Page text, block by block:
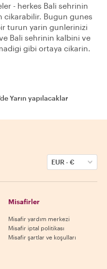
- herkes Bali sehrinin
cikarabilir. Bugun gunes
turun yarin gunlerinizi
Bali sehrinin kalbini ve
gibi ortaya cikarin.
Yarın yapılacaklar
EUR-€
Misafirler
Misafir yardım merkezi
Misafir iptal politikası
Misafir şartlar ve koşulları